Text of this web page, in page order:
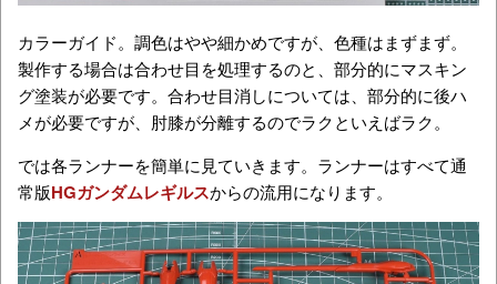
カラーガイド。調色はやや細かめですが、色種はまずまず。
製作する場合は合わせ目を処理するのと、部分的にマスキン
グ塗装が必要です。合わせ目消しについては、部分的に後ハ
メが必要ですが、肘膝が分離するのでラクといえばラク。
では各ランナーを簡単に見ていきます。ランナーはすべて通
常版HGガンダムレギルスからの流用になります。